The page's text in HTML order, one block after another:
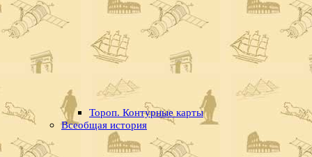
Тороп. Контурные карты
Всеобщая история